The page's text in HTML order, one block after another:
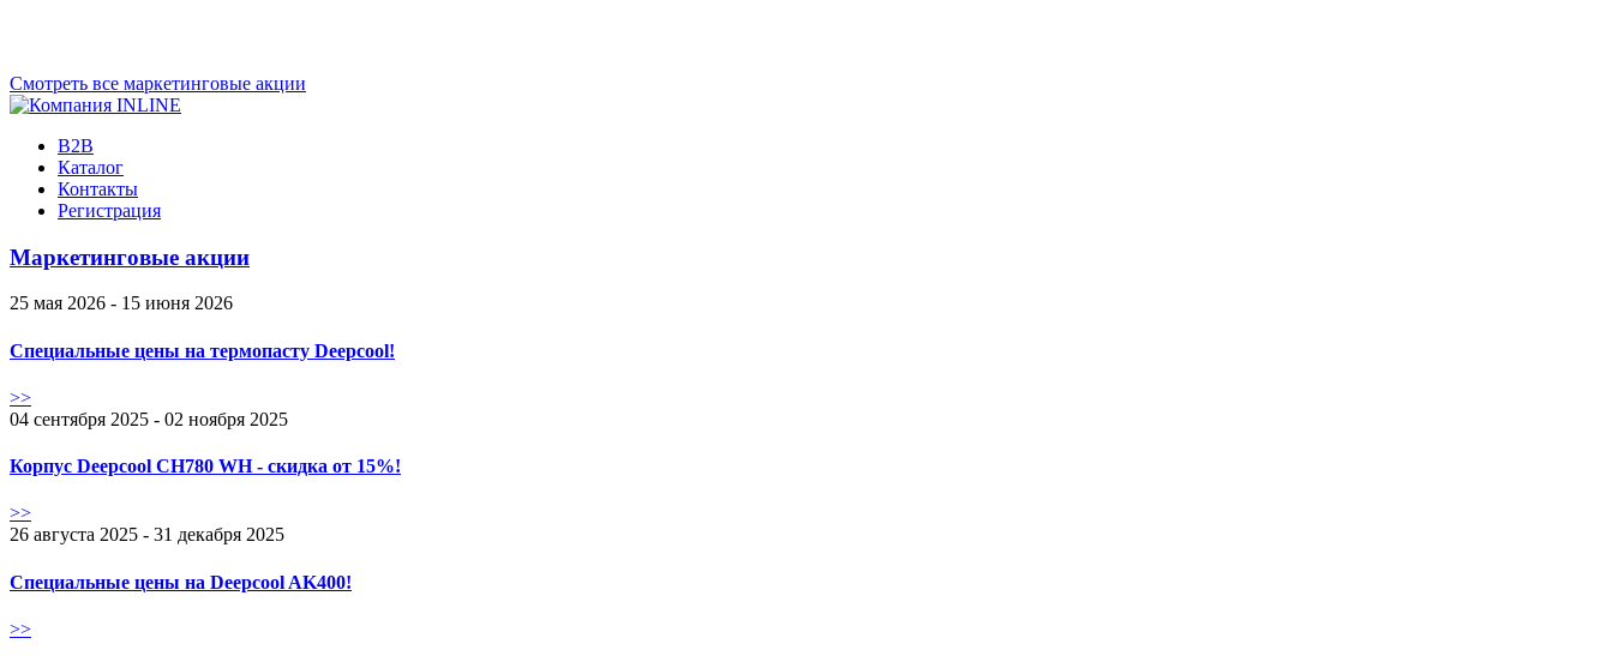
Смотреть все маркетинговые акции
B2B
Каталог
Контакты
Регистрация
Маркетинговые акции
25 мая 2026 - 15 июня 2026
Специальные цены на термопасту Deepcool!
>>
04 сентября 2025 - 02 ноября 2025
Корпус Deepcool CH780 WH - скидка от 15%!
>>
26 августа 2025 - 31 декабря 2025
Специальные цены на Deepcool AK400!
>>